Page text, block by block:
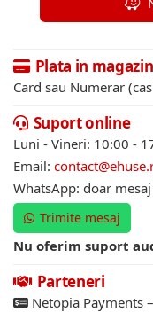
Plata in magazin
Card sau Numerar
Suport online
Luni - Vineri: 10:00 -
Email:
WhatsApp: doar
Trimite mesaj
Nu oferim suport
Parteneri
Netopia Payments